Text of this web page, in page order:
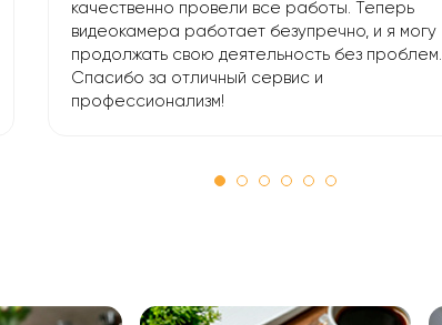
качественно провели все работы. Теперь
видеокамера работает безупречно, и я могу
продолжать свою деятельность без проблем.
Спасибо за отличный сервис и
профессионализм!